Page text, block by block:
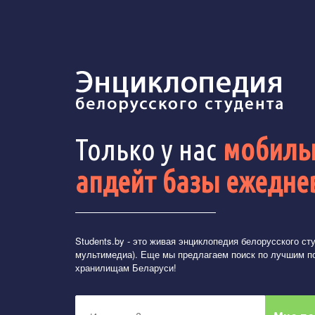
Только у нас
апдейт базы
Students.by - это живая энциклопедия белорусского
мультимедиа). Еще мы предлагаем поиск по лучшим
хранилищам Беларуси!